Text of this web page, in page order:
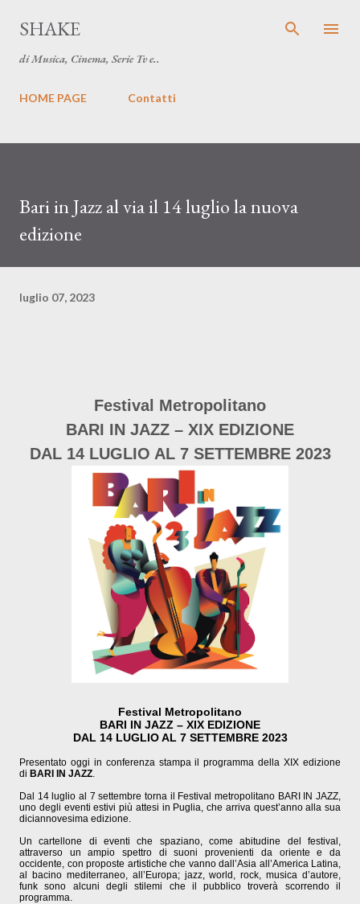
SHAKE
di Musica, Cinema, Serie Tv e..
HOME PAGE Contatti
Bari in Jazz al via il 14 luglio la nuova
edizione
luglio 07, 2023
Festival Metropolitano
BARI IN JAZZ – XIX EDIZIONE
DAL 14 LUGLIO AL 7 SETTEMBRE 2023
Festival Metropolitano
BARI IN JAZZ – XIX EDIZIONE
DAL 14 LUGLIO AL 7 SETTEMBRE 2023
Presentato oggi in conferenza stampa il programma della XIX edizione
di BARI IN JAZZ.
Dal 14 luglio al 7 settembre torna il Festival metropolitano BARI IN JAZZ,
uno degli eventi estivi più attesi in Puglia, che arriva quest’anno alla sua
diciannovesima edizione.
Un cartellone di eventi che spaziano, come abitudine del festival,
attraverso un ampio spettro di suoni provenienti da oriente e da
occidente, con proposte artistiche che vanno dall’Asia all’America Latina,
al bacino mediterraneo, all’Europa; jazz, world, rock, musica d’autore,
funk sono alcuni degli stilemi che il pubblico troverà scorrendo il
programma.